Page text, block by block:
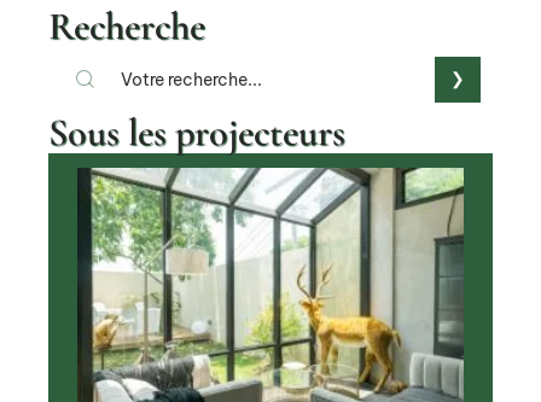
Recherche
Sous les projecteurs